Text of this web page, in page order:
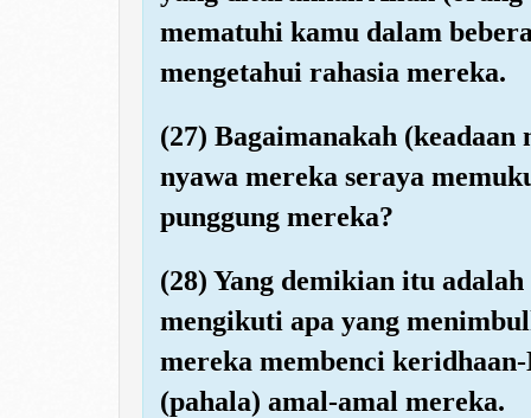
mematuhi kamu dalam
mengetahui rahasia mereka.
(27) Bagaimanakah
nyawa mereka seraya
punggung mereka?
(28) Yang demikian itu
mengikuti apa yang
mereka membenci
(pahala) amal-amal mereka.